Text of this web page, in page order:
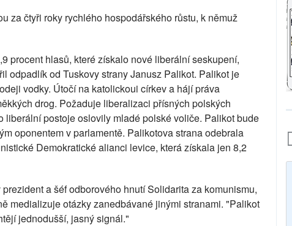
za čtyři roky rychlého hospodářského růstu, k němuž
procent hlasů, které získalo nové liberální seskupení,
odpadlík od Tuskovy strany Janusz Palikot. Palikot je
vodky. Útočí na katolickoui církev a hájí práva
drog. Požaduje liberalizaci přísných polských
liberální postoje oslovily mladé polské voliče. Palikot bude
oponentem v parlamentě. Palikotova strana odebrala
Demokratické alianci levice, která získala jen 8,2
a šéf odborového hnutí Solidarita za komunismu,
medializuje otázky zanedbávané jinými stranami. "Palikot
jednodušší, jasný signál."